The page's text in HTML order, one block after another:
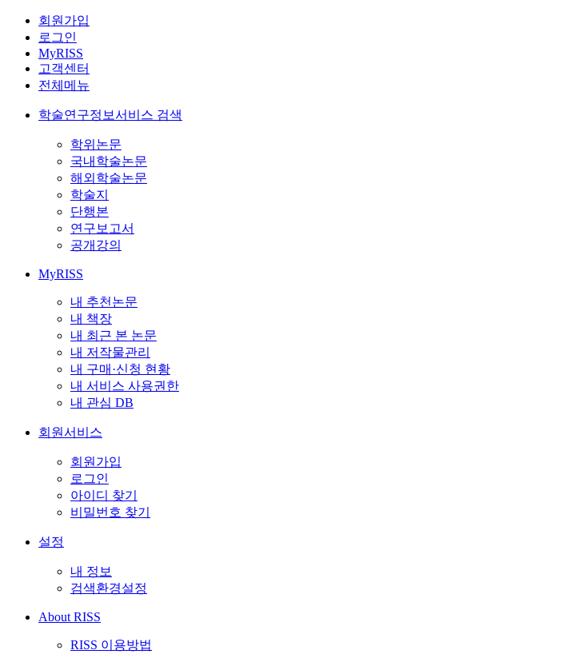
회원가입
로그인
MyRISS
고객센터
전체메뉴
학술연구정보서비스 검색
학위논문
국내학술논문
해외학술논문
학술지
단행본
연구보고서
공개강의
MyRISS
내 추천논문
내 책장
내 최근 본 논문
내 저작물관리
내 구매·신청 현황
내 서비스 사용권한
내 관심 DB
회원서비스
회원가입
로그인
아이디 찾기
비밀번호 찾기
설정
내 정보
검색환경설정
About RISS
RISS 이용방법